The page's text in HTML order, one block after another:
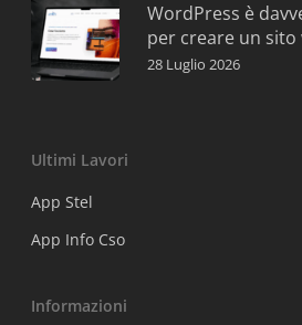
WordPress è
per creare un sito
28 Luglio 2026
Ultimi Lavori
App Stel
App Info Cso
Informazioni